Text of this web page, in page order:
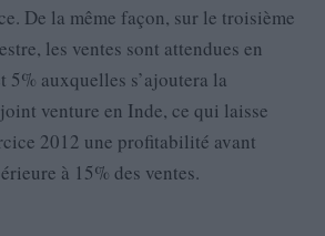
De la même façon, sur le troisième
les ventes sont attendues en
5% auxquelles s’ajoutera la
venture en Inde, ce qui laisse
2012 une profitabilité avant
à 15% des ventes.